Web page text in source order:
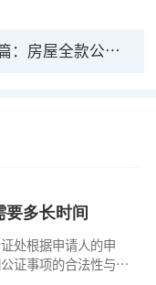
： 房屋全款公证不受法律保护吗？房产公证的法律效力有哪些？
要多长时间
处根据申请人的申
证事项的合法性与真